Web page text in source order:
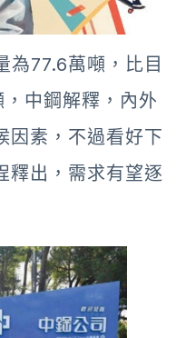
為77.6萬噸，比目
中鋼解釋，內外
因素，不過看好下
釋出，需求有望逐